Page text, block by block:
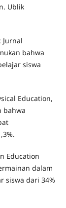
Ublik
Jurnal
bahwa
siswa
Education,
bahwa
Education
dalam
siswa dari 34%